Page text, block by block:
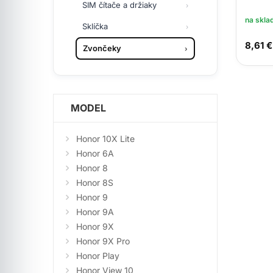
SIM čítače a držiaky
Sklíčka
Zvončeky
MODEL
Honor 10X Lite
Honor 6A
Honor 8
Honor 8S
Honor 9
Honor 9A
Honor 9X
Honor 9X Pro
Honor Play
Honor View 10
na
8,61 €